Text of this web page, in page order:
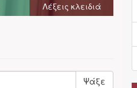
Λέξεις κλειδιά
Ψάξε